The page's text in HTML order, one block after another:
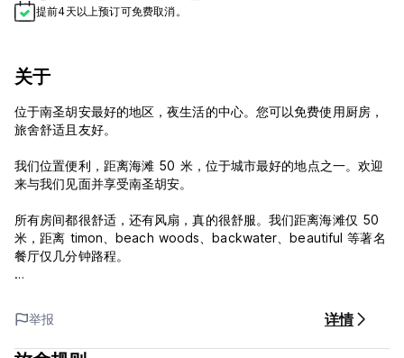
提前4天以上预订可免费取消。
关于
位于南圣胡安最好的地区，夜生活的中心。您可以免费使用厨房，
旅舍舒适​​且友好。
我们位置便利，距离海滩 50 米，位于城市最好的地点之一。欢迎
来与我们见面并享受南圣胡安。
所有房间都很舒适，还有风扇，真的很舒服。我们距离海滩仅 50
米，距离 timon、beach woods、backwater、beautiful 等著名
餐厅仅几分钟路程。
入住时间为01:00至23:00。
10:00前退房。
举报 详情